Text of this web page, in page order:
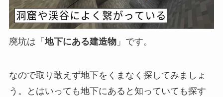
廃坑は「地下にある建造物」です。
なので取り敢えず地下をくまなく探してみましょ
う。とはいっても地下にあると知っていても探す